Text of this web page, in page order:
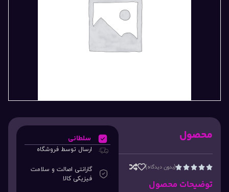
محصول




(بدون دیدگاه)
توضیحات محصول
سلطانی
ارسال توسط فروشگاه
گارانتی اصالت و سلامت
فیزیکی کالا